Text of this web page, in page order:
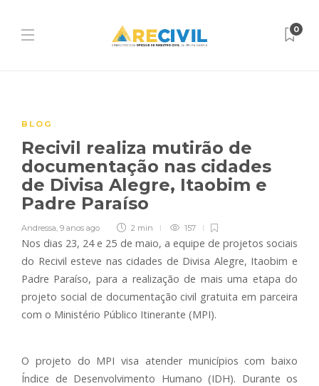
0
BLOG
Recivil realiza mutirão de
documentação nas cidades
de Divisa Alegre, Itaobim e
Padre Paraíso
Andressa, 9 anos ago 2 min 157
Nos dias 23, 24 e 25 de maio, a equipe de projetos sociais
do Recivil esteve nas cidades de Divisa Alegre, Itaobim e
Padre Paraíso, para a realização de mais uma etapa do
projeto social de documentação civil gratuita em parceira
com o Ministério Público Itinerante (MPI).
O projeto do MPI visa atender municípios com baixo
Índice de Desenvolvimento Humano (IDH). Durante os